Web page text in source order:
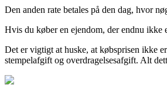
Den anden rate betales på den dag, hvor
Hvis du køber en ejendom, der endnu ikke
Det er vigtigt at huske, at købsprisen ikke
stempelafgift og overdragelsesafgift. Alt